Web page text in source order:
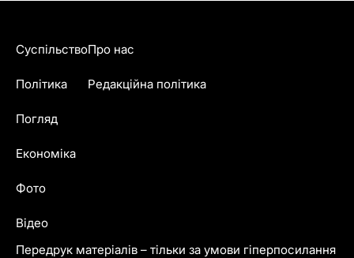
Передрук матеріалів – тільки за умови гіперпосилання
Суспільство
Політика
Погляд
Економіка
Фото
Відео
Про нас
Редакційна політика